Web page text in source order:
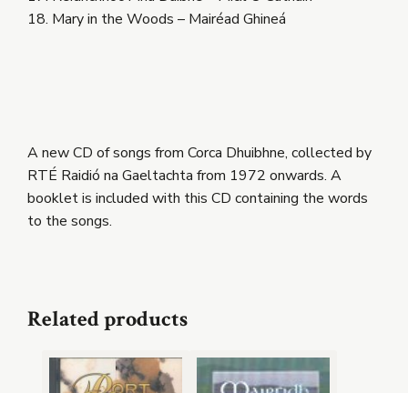
18. Mary in the Woods – Mairéad Ghineá
A new CD of songs from Corca Dhuibhne, collected by
RTÉ Raidió na Gaeltachta from 1972 onwards. A
booklet is included with this CD containing the words
to the songs.
Related products